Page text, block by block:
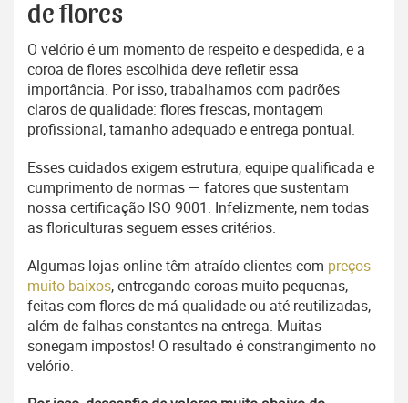
de flores
O velório é um momento de respeito e despedida, e a
coroa de flores escolhida deve refletir essa
importância. Por isso, trabalhamos com padrões
claros de qualidade: flores frescas, montagem
profissional, tamanho adequado e entrega pontual.
Esses cuidados exigem estrutura, equipe qualificada e
cumprimento de normas — fatores que sustentam
nossa certificação ISO 9001. Infelizmente, nem todas
as floriculturas seguem esses critérios.
Algumas lojas online têm atraído clientes com preços
muito baixos, entregando coroas muito pequenas,
feitas com flores de má qualidade ou até reutilizadas,
além de falhas constantes na entrega. Muitas
sonegam impostos! O resultado é constrangimento no
velório.